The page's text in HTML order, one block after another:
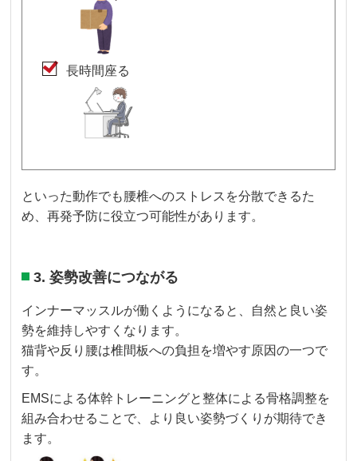
長時間座る
といった動作でも腰椎へのストレスを分散できるた
め、再発予防に役立つ可能性があります。
3. 姿勢改善につながる
インナーマッスルが働くようになると、自然と良い姿
勢を維持しやすくなります。
猫背や反り腰は椎間板への負担を増やす原因の一つで
す。
EMSによる体幹トレーニングと整体による骨格調整を
組み合わせることで、より良い姿勢づくりが期待でき
ます。